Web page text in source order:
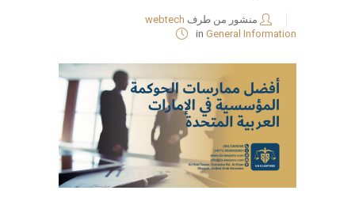
منشور من طرف webtech
in General Information